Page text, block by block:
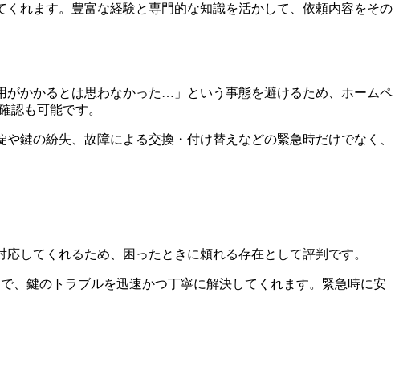
れます。豊富な経験と専門的な知識を活かして、依頼内容をその
かかるとは思わなかった…」という事態を避けるため、ホームペ
認も可能です。
鍵の紛失、故障による交換・付け替えなどの緊急時だけでなく、
してくれるため、困ったときに頼れる存在として評判です。
、鍵のトラブルを迅速かつ丁寧に解決してくれます。緊急時に安